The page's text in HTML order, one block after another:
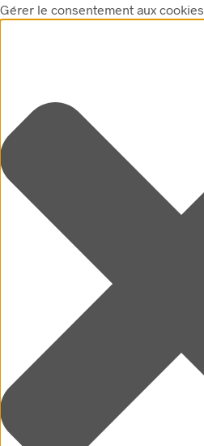
Gérer le consentement aux cookies